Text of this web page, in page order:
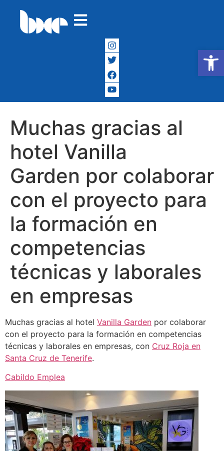
Abrir
Muchas gracias al
hotel Vanilla
Garden por colaborar
con el proyecto para
la formación en
competencias
técnicas y laborales
en empresas
Muchas gracias al hotel Vanilla Garden por colaborar
con el proyecto para la formación en competencias
técnicas y laborales en empresas, con Cruz Roja en
Santa Cruz de Tenerife.
Cabildo Emplea